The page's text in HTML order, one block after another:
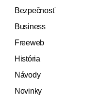
Bezpečnosť
Business
Freeweb
História
Návody
Novinky